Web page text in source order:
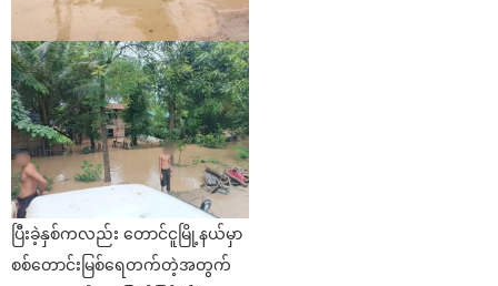
ပြီးခဲ့နှစ်ကလည်း တောင်ငူမြို့နယ်မှာ
စစ်တောင်းမြစ်ရေတက်တဲ့အတွက်